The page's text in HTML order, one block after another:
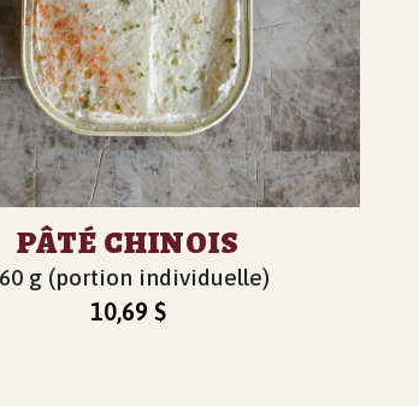
PÂTÉ CHINOIS
g (portion individuelle)
10,69$